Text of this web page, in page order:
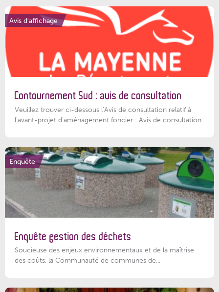
Avis d'affichage
Contournement Sud : avis de consultation
Veuillez trouver ci-dessous l’Avis de consultation relatif à
l'avant-projet d'aménagement foncier : Avis de consultation
Enquête
Enquête gestion des déchets
Soucieuse des enjeux environnementaux et de la maîtrise
des coûts, la Communauté de communes de...